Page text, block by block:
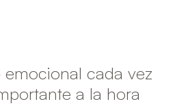
emocional cada vez
a la hora